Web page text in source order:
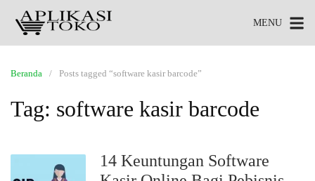
MENU
Beranda Posts tagged “software kasir barcode”
Tag: software kasir barcode
14 Keuntungan Software